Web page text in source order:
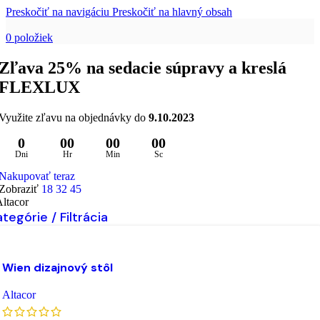
Preskočiť na navigáciu Preskočiť na hlavný obsah
0 položiek
25% na sedacie súpravy a kreslá
zľavu na objednávky do 9.10.2023
0
Dni
00
Hr
00
Min
00
Sc
teraz
18 32 45
/ Filtrácia
na stránke produktu.
Wien dizajnový stôl
Altacor